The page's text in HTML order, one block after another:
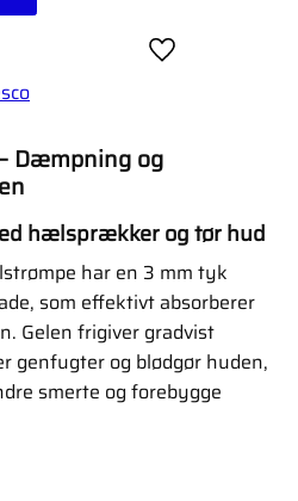
Gem som
Dæmpning og
hælsprækker og tør hud
har en 3 mm tyk
som effektivt absorberer
Gelen frigiver gradvist
genfugter og blødgør huden,
smerte og forebygge